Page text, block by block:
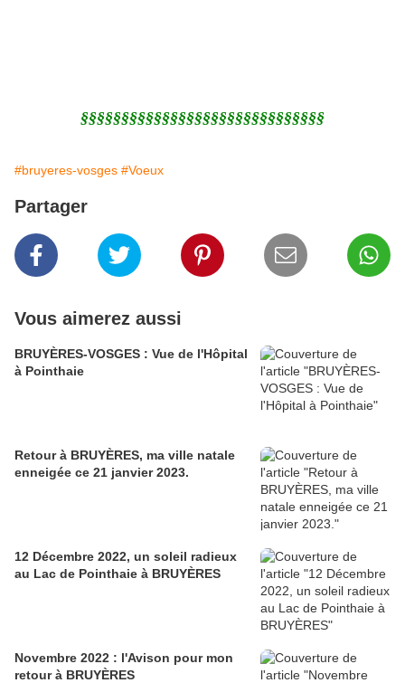
§§§§§§§§§§§§§§§§§§§§§§§§§§§§§§
#bruyeres-vosges #Voeux
Partager
Vous aimerez aussi
BRUYÈRES-VOSGES : Vue de l'Hôpital
à Pointhaie
Retour à BRUYÈRES, ma ville natale
enneigée ce 21 janvier 2023.
12 Décembre 2022, un soleil radieux
au Lac de Pointhaie à BRUYÈRES
Novembre 2022 : l'Avison pour mon
retour à BRUYÈRES